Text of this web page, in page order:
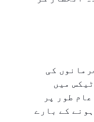
کی
میں
طور پر
کے بارے